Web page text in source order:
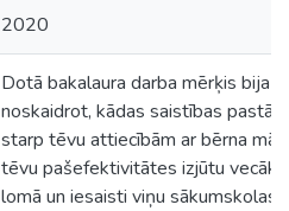
2020
Dotā bakalaura darba mērķis bija
noskaidrot, kādas saistības pastāv
starp tēvu attiecībām ar bērna
tēvu pašefektivitātes izjūtu vecāku
lomā un iesaisti viņu sākumskolas